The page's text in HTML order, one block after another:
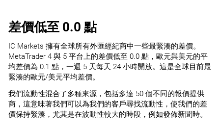
差價低至 0.0 點
IC Markets 擁有全球所有外匯經紀商中一些最緊湊的差價。
MetaTrader 4 與 5 平台上的差價低至 0.0 點，歐元與美元的平
均差價為 0.1 點，一週 5 天每天 24 小時開放。這是全球目前最
緊湊的歐元/美元平均差價。
我們流動性混合了多種來源，包括多達 50 個不同的報價提供
商，這意味著我們可以為我們的客戶尋找流動性，使我們的差
價保持緊湊，尤其是在波動性較大的時段，例如發佈新聞時。